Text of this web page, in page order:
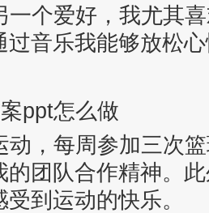
一个爱好，我尤其
过音乐我能够放松
动，每周参加三次
的团队合作精神。
到运动的快乐。